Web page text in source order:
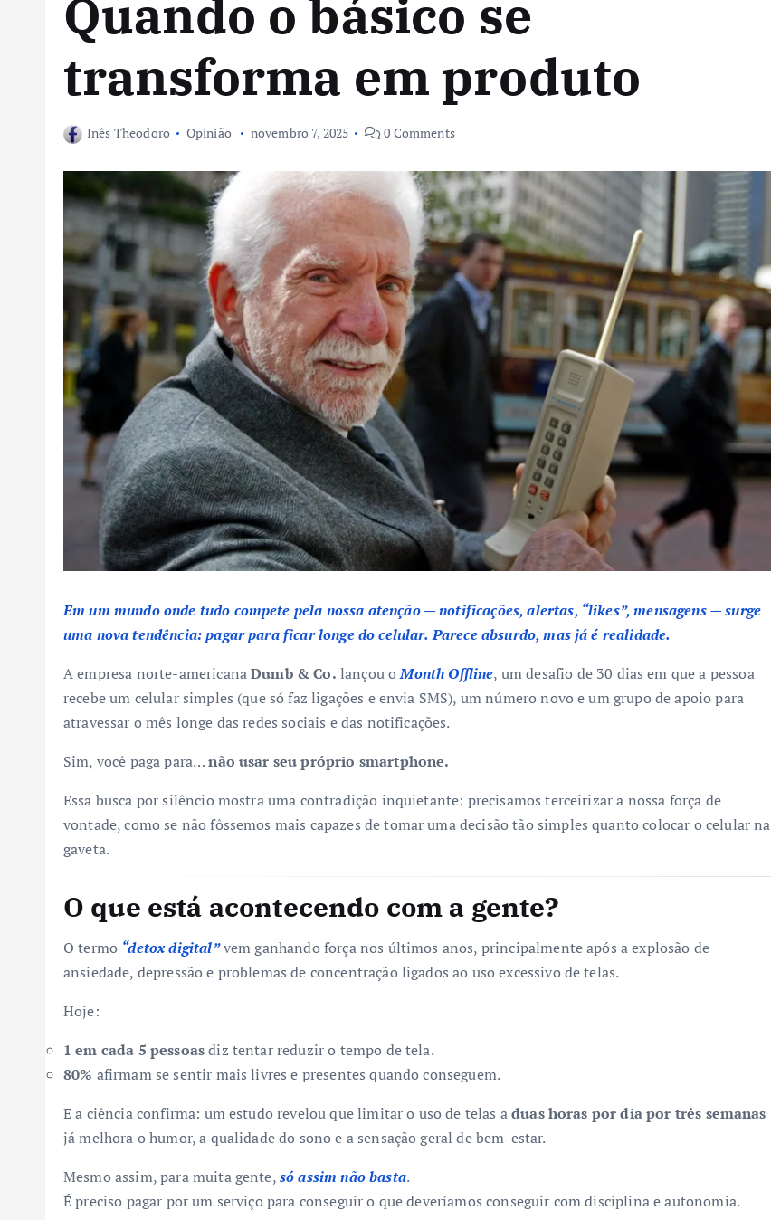
Quando o básico se
transforma em produto
Inês Theodoro Opinião novembro 7, 2025 0 Comments
Em um mundo onde tudo compete pela nossa atenção — notificações, alertas, “likes”, mensagens — surge
uma nova tendência: pagar para ficar longe do celular. Parece absurdo, mas já é realidade.
A empresa norte-americanaDumb & Co. lançou oMonth Offline, um desafio de 30 dias em que a pessoa
recebe um celular simples (que só faz ligações e envia SMS), um número novo e um grupo de apoio para
atravessar o mês longe das redes sociais e das notificações.
Sim, você paga para…não usar seu próprio smartphone.
Essa busca por silêncio mostra uma contradição inquietante: precisamos terceirizar a nossa força de
vontade, como se não fôssemos mais capazes de tomar uma decisão tão simples quanto colocar o celular na
gaveta.
O que está acontecendo com a gente?
O termo “detox digital”vem ganhando força nos últimos anos, principalmente após a explosão de
ansiedade, depressão e problemas de concentração ligados ao uso excessivo de telas.
Hoje:
1 em cada 5 pessoasdiz tentar reduzir o tempo de tela.
80% afirmam se sentir mais livres e presentes quando conseguem.
E a ciência confirma: um estudo revelou que limitar o uso de telas aduas horas por dia por três semanas
já melhora o humor, a qualidade do sono e a sensação geral de bem-estar.
Mesmo assim, para muita gente,só assim não basta.
É preciso pagar por um serviço para conseguir o que deveríamos conseguir com disciplina e autonomia.